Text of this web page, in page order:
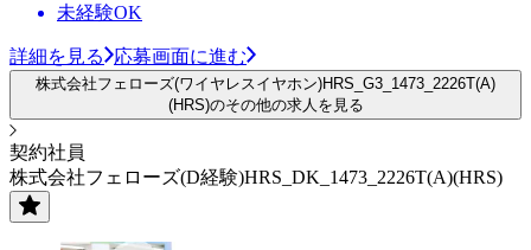
未経験OK
詳細を見る 応募画面に進む
株式会社フェローズ(ワイヤレスイヤホン)HRS_G3_1473_2226T(A)
(HRS)のその他の求人を見る
契約社員
株式会社フェローズ(D経験)HRS_DK_1473_2226T(A)(HRS)